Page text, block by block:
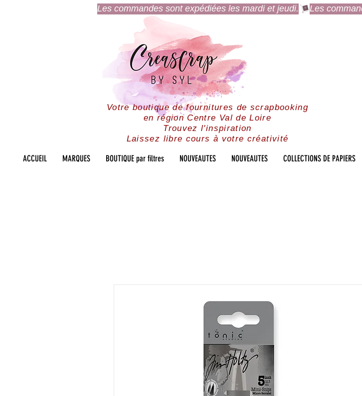
Les commandes sont expédiées les mardi et jeudi.
Votre boutique de fournitures de scrapbooking
en région Centre Val de Loire
Trouvez l'inspiration
Laissez libre cours à votre créativité
ACCUEIL MARQUES BOUTIQUE par filtres NOUVEAUTES NOUVEAUTES COLLECTIONS DE PAPIERS